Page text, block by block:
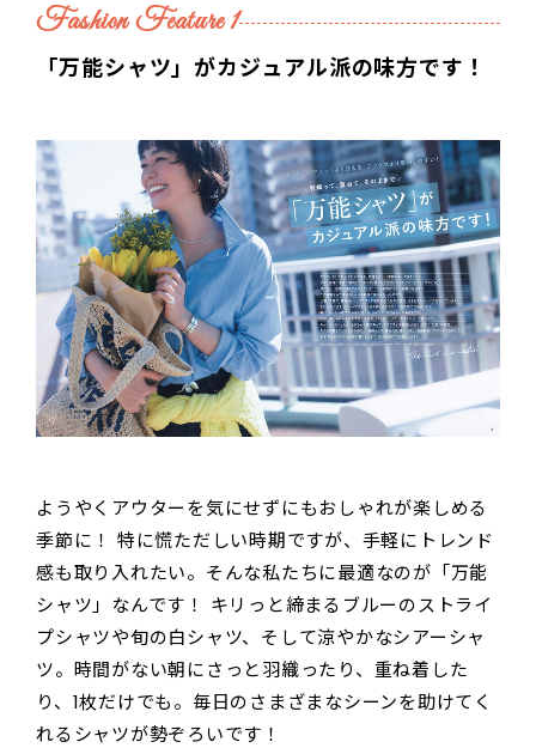
Fashion Feature 1
「万能シャツ」がカジュアル派の味方です！
ようやくアウターを気にせずにもおしゃれが楽しめる
季節に！ 特に慌ただしい時期ですが、手軽にトレンド
感も取り入れたい。そんな私たちに最適なのが「万能
シャツ」なんです！ キリっと締まるブルーのストライ
プシャツや旬の白シャツ、そして涼やかなシアーシャ
ツ。時間がない朝にさっと羽織ったり、重ね着した
り、1枚だけでも。毎日のさまざまなシーンを助けてく
れるシャツが勢ぞろいです！